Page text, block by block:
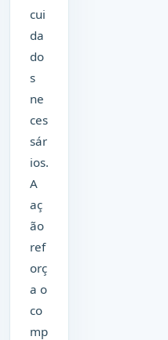
cui
da
do
s
ne
ces
sár
ios.
A
aç
ão
ref
orç
a o
co
mp